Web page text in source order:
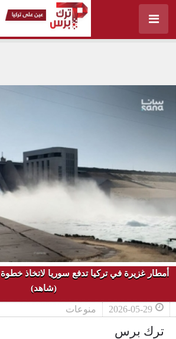
(شاهد)
2026-05-29 منوعات
ترك برس